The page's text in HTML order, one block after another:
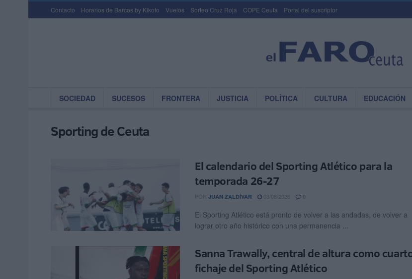
Contacto Horarios de Barcos by Kikoto Vuelos Sorteo Cruz Roja COPE Ceuta Portal del suscriptor
SOCIEDAD SUCESOS FRONTERA JUSTICIA POLÍTICA CULTURA EDUCACIÓN
Sporting de Ceuta
El calendario del Sporting Atlético para la
temporada 26-27
POR JUAN ZALDÍVAR 0
El Sporting Atlético está pronto de volver a las andadas, de volver a
lograr otro año histórico con una permanencia ...
Sanna Trawally, central de altura como
fichaje del Sporting Atlético